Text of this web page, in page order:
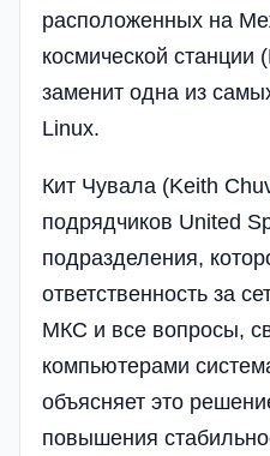
расположенных на
космической
заменит одна из
Linux.
Кит Чувала (Keith
подрядчиков United
подразделения,
ответственность за
МКС и все вопросы,
компьютерами
объясняет это
повышения